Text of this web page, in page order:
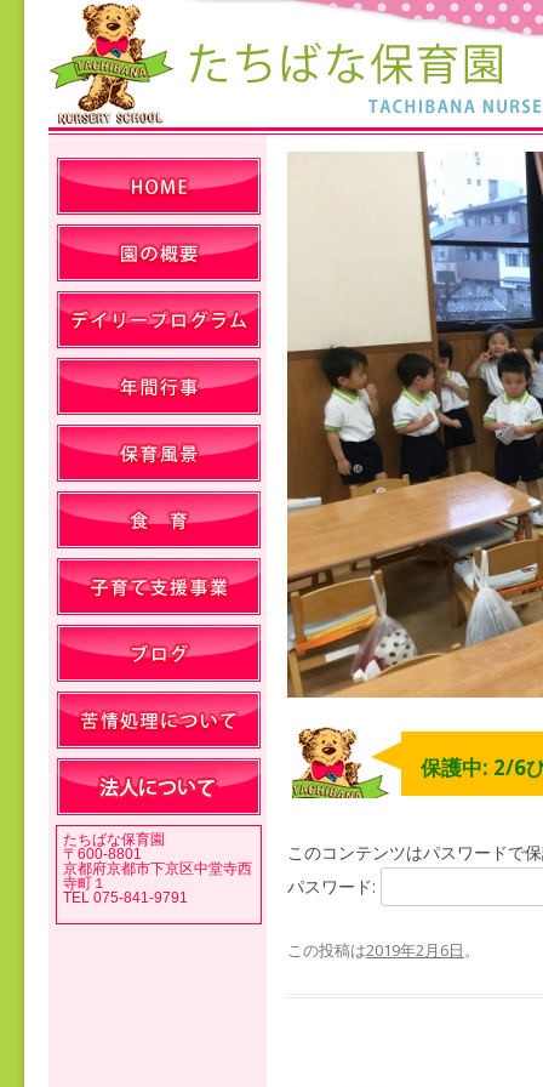
保護中: 2/6
このコンテンツはパスワードで
パスワード:
この投稿は2019年2月6日。
たちばな保育園
〒600-8801
京都府京都市下京区中堂寺西
寺町１
TEL 075-841-9791